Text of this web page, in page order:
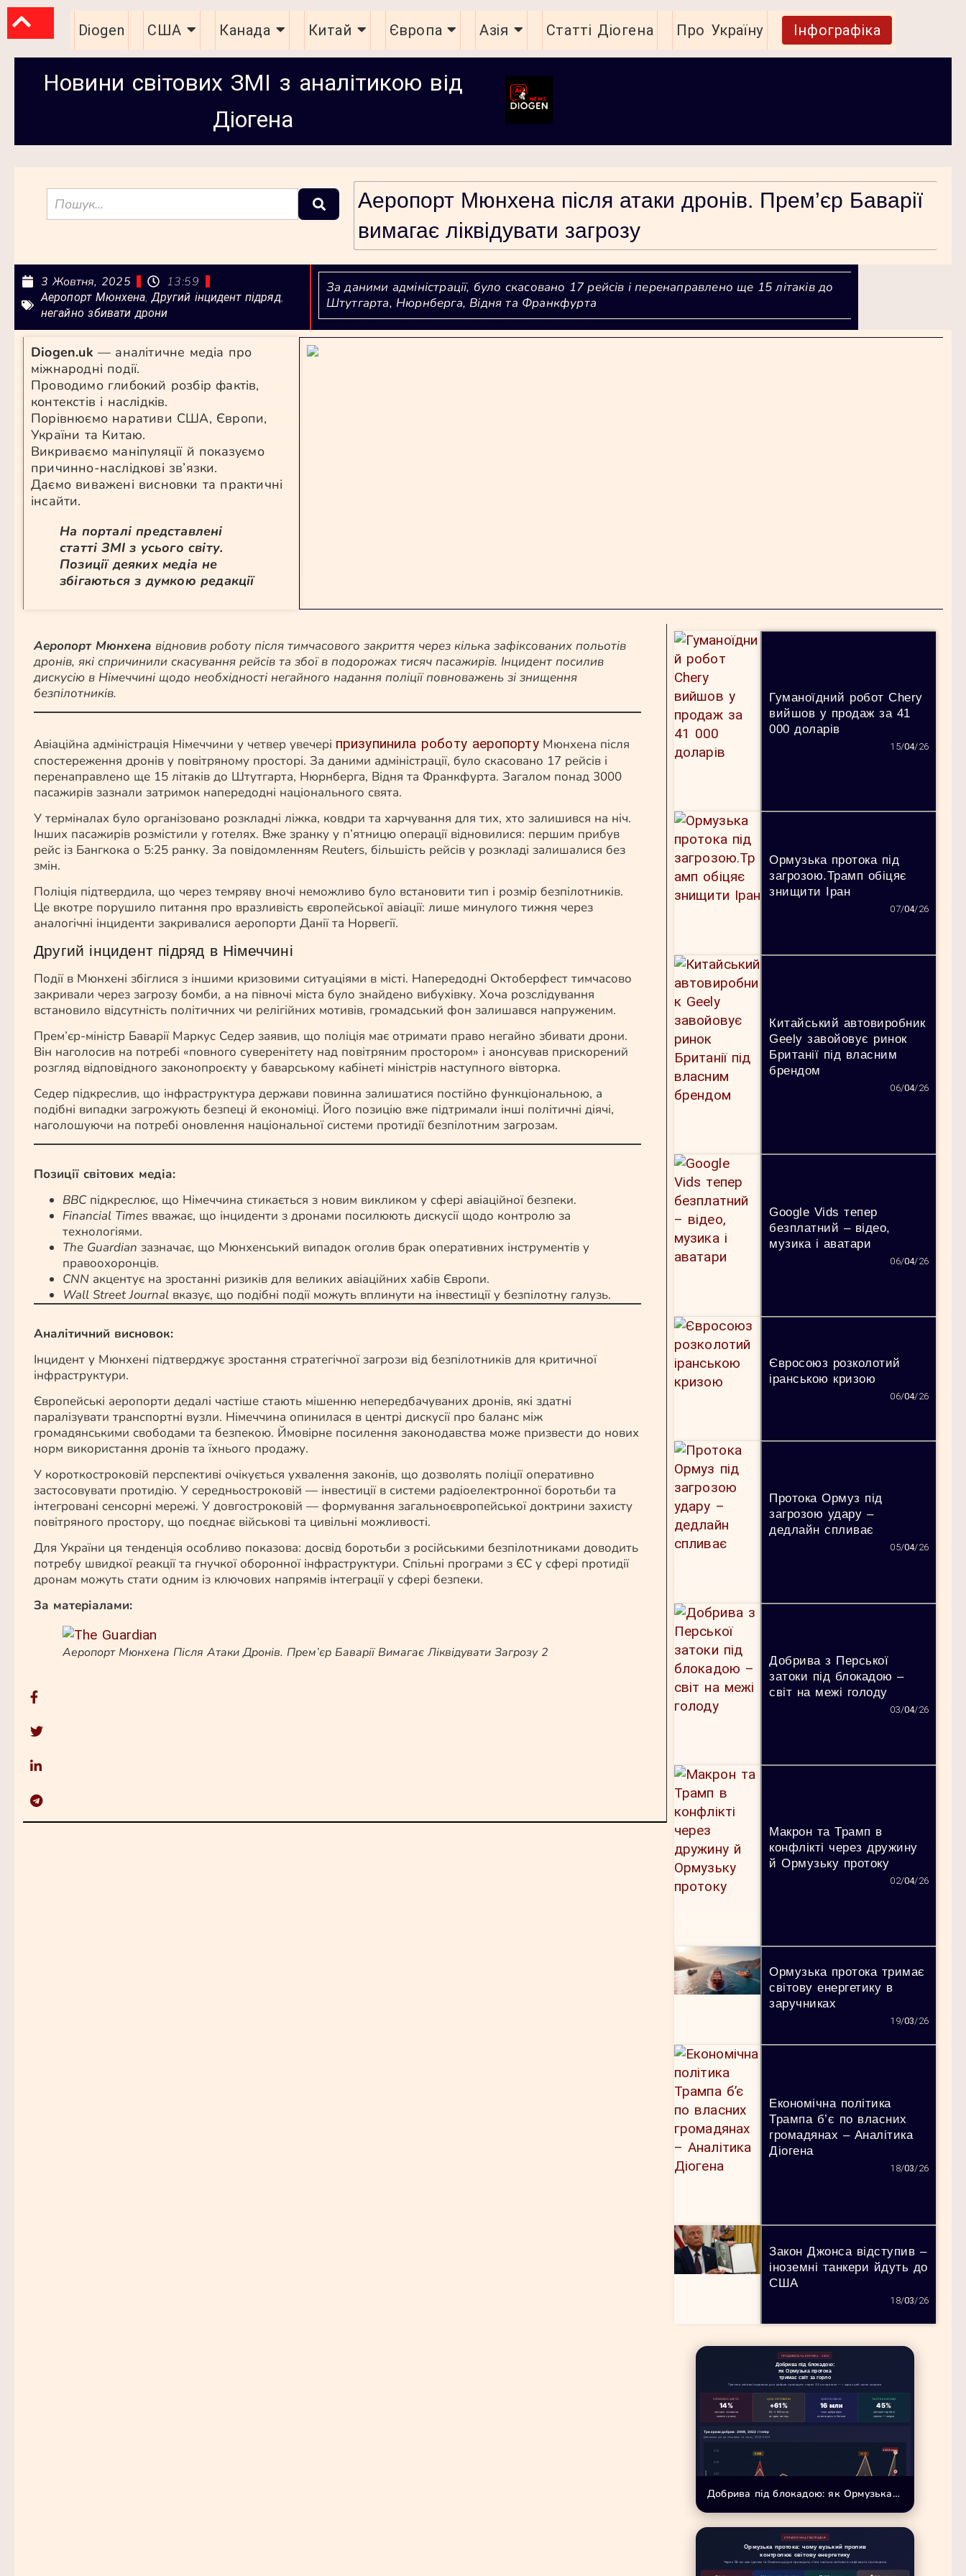
Diogen США Канада Китай Європа Азія Статті Діогена Про Україну Інфографіка
Новини світових ЗМІ з аналітикою від
Діогена
Аеропорт Мюнхена після атаки дронів. Прем’єр Баварії
вимагає ліквідувати загрозу
За даними адміністрації, було скасовано 17 рейсів і перенаправлено ще 15 літаків до
Штутгарта, Нюрнберга, Відня та Франкфурта
3 Жовтня, 2025 13:59
Аеропорт Мюнхена,Другий інцидент підряд,
негайно збивати дрони
Diogen.uk — аналітичне медіа про
міжнародні події.
Проводимо глибокий розбір фактів,
контекстів і наслідків.
Порівнюємо наративи США, Європи,
України та Китаю.
Викриваємо маніпуляції й показуємо
причинно-наслідкові зв’язки.
Даємо виважені висновки та практичні
інсайти.
На порталі представлені
статті ЗМІ з усього світу.
Позиції деяких медіа не
збігаються з думкою редакції
Аеропорт Мюнхена відновив роботу після тимчасового закриття через кілька зафіксованих польотів
дронів, які спричинили скасування рейсів та збої в подорожах тисяч пасажирів. Інцидент посилив
дискусію в Німеччині щодо необхідності негайного надання поліції повноважень зі знищення
безпілотників.
Авіаційна адміністрація Німеччини у четвер увечері призупинила роботу аеропортуМюнхена після
спостереження дронів у повітряному просторі. За даними адміністрації, було скасовано 17 рейсів і
перенаправлено ще 15 літаків до Штутгарта, Нюрнберга, Відня та Франкфурта. Загалом понад 3000
пасажирів зазнали затримок напередодні національного свята.
У терміналах було організовано розкладні ліжка, ковдри та харчування для тих, хто залишився на ніч.
Інших пасажирів розмістили у готелях. Вже зранку у п’ятницю операції відновилися: першим прибув
рейс із Бангкока о 5:25 ранку. За повідомленням Reuters, більшість рейсів у розкладі залишалися без
змін.
Поліція підтвердила, що через темряву вночі неможливо було встановити тип і розмір безпілотників.
Це вкотре порушило питання про вразливість європейської авіації: лише минулого тижня через
аналогічні інциденти закривалися аеропорти Данії та Норвегії.
Другий інцидент підряд в Німеччині
Події в Мюнхені збіглися з іншими кризовими ситуаціями в місті. Напередодні Октоберфест тимчасово
закривали через загрозу бомби, а на півночі міста було знайдено вибухівку. Хоча розслідування
встановило відсутність політичних чи релігійних мотивів, громадський фон залишався напруженим.
Прем’єр-міністр Баварії Маркус Седер заявив, що поліція має отримати право негайно збивати дрони.
Він наголосив на потребі «повного суверенітету над повітряним простором» і анонсував прискорений
розгляд відповідного законопроєкту у баварському кабінеті міністрів наступного вівторка.
Седер підкреслив, що інфраструктура держави повинна залишатися постійно функціональною, а
подібні випадки загрожують безпеці й економіці. Його позицію вже підтримали інші політичні діячі,
наголошуючи на потребі оновлення національної системи протидії безпілотним загрозам.
Позиції світових медіа:
BBCпідкреслює, що Німеччина стикається з новим викликом у сфері авіаційної безпеки.
Financial Times вважає, що інциденти з дронами посилюють дискусії щодо контролю за
технологіями.
The Guardian зазначає, що Мюнхенський випадок оголив брак оперативних інструментів у
правоохоронців.
CNN акцентує на зростанні ризиків для великих авіаційних хабів Європи.
Wall Street Journal вказує, що подібні події можуть вплинути на інвестиції у безпілотну галузь.
Аналітичний висновок:
Інцидент у Мюнхені підтверджує зростання стратегічної загрози від безпілотників для критичної
інфраструктури.
Європейські аеропорти дедалі частіше стають мішенню непередбачуваних дронів, які здатні
паралізувати транспортні вузли. Німеччина опинилася в центрі дискусії про баланс між
громадянськими свободами та безпекою. Ймовірне посилення законодавства може призвести до нових
норм використання дронів та їхнього продажу.
У короткостроковій перспективі очікується ухвалення законів, що дозволять поліції оперативно
застосовувати протидію. У середньостроковій — інвестиції в системи радіоелектронної боротьби та
інтегровані сенсорні мережі. У довгостроковій — формування загальноєвропейської доктрини захисту
повітряного простору, що поєднає військові та цивільні можливості.
Для України ця тенденція особливо показова: досвід боротьби з російськими безпілотниками доводить
потребу швидкої реакції та гнучкої оборонної інфраструктури. Спільні програми з ЄС у сфері протидії
дронам можуть стати одним із ключових напрямів інтеграції у сфері безпеки.
За матеріалами:
Аеропорт Мюнхена Після Атаки Дронів. Прем’єр Баварії Вимагає Ліквідувати Загрозу 2
Гуманоїдний робот Chery
вийшов у продаж за 41
000 доларів
15/04/26
Ормузька протока під
загрозою.Трамп обіцяє
знищити Іран
07/04/26
Китайський автовиробник
Geely завойовує ринок
Британії під власним
брендом
06/04/26
Google Vids тепер
безплатний – відео,
музика і аватари
06/04/26
Євросоюз розколотий
іранською кризою
06/04/26
Протока Ормуз під
загрозою удару –
дедлайн спливає
05/04/26
Добрива з Перської
затоки під блокадою –
світ на межі голоду
03/04/26
Макрон та Трамп в
конфлікті через дружину
й Ормузьку протоку
02/04/26
Ормузька протока тримає
світову енергетику в
заручниках
19/03/26
Економічна політика
Трампа б’є по власних
громадянах – Аналітика
Діогена
18/03/26
Закон Джонса відступив –
іноземні танкери йдуть до
США
18/03/26
ПРОДОВОЛЬЧА БЕЗПЕКА · 2026
Добрива під блокадою:
як Ормузька протока
тримає світ за горло
Третина світової сировини для добрив проходить через 33 км протоки — і зараз цей шлях закрито
ЗУПИНЕНО QAFCO
14%
світової сечовини
зникло з ринку
ЦІНА СЕЧОВИНИ
+61%
84 → 80/тонна
за один місяць
ЗАБЛОКОВАНО
16 млн
тонн добрив/рік
не виходять із Затоки
ЧАСТКА ЗАТОКИ
45%
світової торгівлі
сіркою — звідси
Три кризи добрив: 2008, 2022 і тепер
Динаміка цін на сечовину та сірку, 2003–2026
4-та найбідніша країна світу
52%
Добрива під блокадою: як Ормузька протокатримає світ за горло
СТРАТЕГІЧНА ГЕОГРАФІЯ
Ормузька протока: чому вузький пролив
контролює світову енергетику
Через 56 км між іраном та Оманом щодня проходить п'ята частина світового нафтового постачання